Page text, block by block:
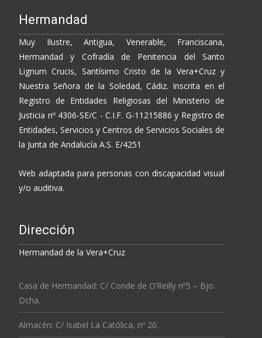
Hermandad
Muy Ilustre, Antigua, Venerable, Franciscana,
Hermandad y Cofradía de Penitencia del Santo
Lignum Crucis, Santísimo Cristo de la Vera+Cruz y
Nuestra Señora de la Soledad, Cádiz. Inscrita en el
Registro de Entidades Religiosas del Ministerio de
Justicia nº 4306-SE/C - C.I.F. G-11215886 y Registro de
Entidades, Servicios y Centros de Servicios Sociales de
la Junta de Andalucía A.S. E/4251
Web adaptada para personas con discapacidad visual
y/o auditiva.
Dirección
Hermandad de la Vera+Cruz
Casa de Hermandad: C/ Conde de O’Reilly nº5 – Bjo.
Dcha.
Almacén: C/ Isabel La Católica, nº 20.